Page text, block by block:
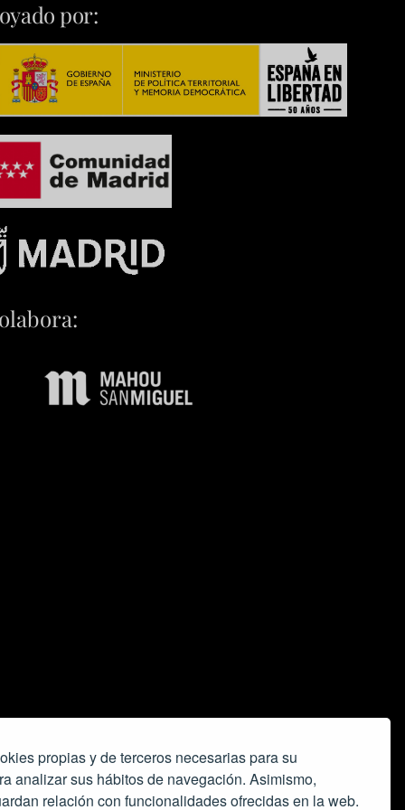
propias y de terceros necesarias para su
analizar sus hábitos de navegación. Asimismo,
relación con funcionalidades ofrecidas en la web.
por: